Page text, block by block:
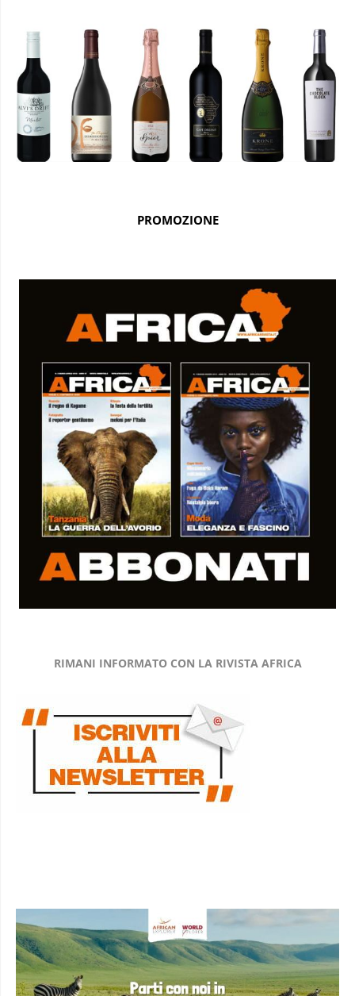
PROMOZIONE
RIMANI INFORMATO CON LA RIVISTA AFRICA